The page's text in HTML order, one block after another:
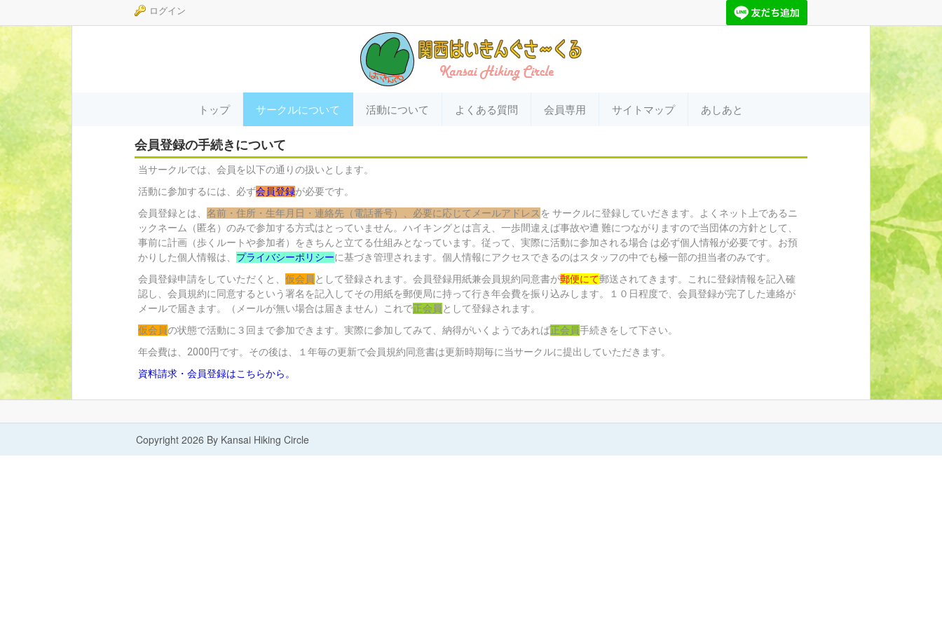
ログイン
トップ サークルについて 活動について よくある質問 会員専用 サイトマップ あしあと
会員登録の手続きについて
当サークルでは、会員を以下の通りの扱いとします。
活動に参加するには、必ず会員登録が必要です。
会員登録とは、 名前・住所・生年月日・連絡先（電話番号）、必要に応じてメールアドレス を サークルに登録していだきます。よくネット上であるニ
ックネーム（匿名）のみで参加する方式はとっていません。ハイキングとは言え、一歩間違えば事故や遭 難につながりますので当団体の方針として、
事前に計画（歩くルートや参加者）をきちんと立てる仕組みとなっています。従って、実際に活動に参加される場合 は必ず個人情報が必要です。お預
かりした個人情報は、 プライバシーポリシーに基づき管理されます。個人情報にアクセスできるのはスタッフの中でも極一部の担当者のみです。
会員登録申請をしていただくと、 仮会員 として登録されます。会員登録用紙兼会員規約同意書が郵便にて郵送されてきます。これに登録情報を記入確
認し、会員規約に同意するという署名を記入してその用紙を郵便局に持って行き年会費を振り込みします。１０日程度で、会員登録が完了した連絡が
メールで届きます。（メールが無い場合は届きません）これで正会員 として登録されます。
仮会員の状態で活動に３回まで参加できます。実際に参加してみて、納得がいくようであれば正会員手続きをして下さい。
年会費は、2000円です。その後は、１年毎の更新で会員規約同意書は更新時期毎に当サークルに提出していただきます。
資料請求・会員登録はこちらから。
Copyright 2026 By Kansai Hiking Circle